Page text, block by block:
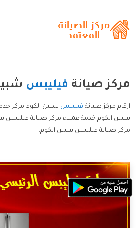
مركز صيانة فيليبس
ارقام مركز صيانة فيليبس شبين الكوم مركز
شبين الكوم خدمة عملاء مركز صيانة فيليبس
مركز صيانة فيليبس شبين الكوم.